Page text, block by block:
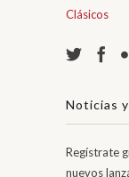
Clásicos
Noticias
Regístrate
nuevos